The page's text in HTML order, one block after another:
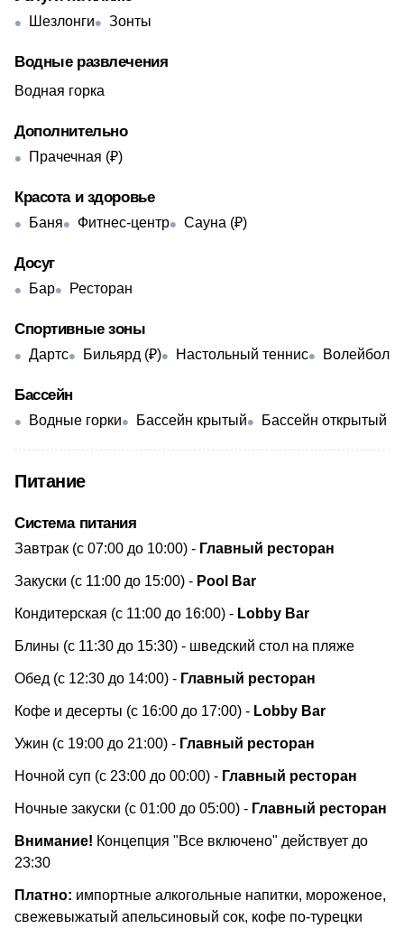
Шезлонги Зонты
Водные развлечения
Водная горка
Дополнительно
Прачечная (₽)
Красота и здоровье
Баня Фитнес-центр Сауна (₽)
Досуг
Бар Ресторан
Спортивные зоны
Дартс Бильярд (₽) Настольный теннис Волейбол
Бассейн
Водные горки Бассейн крытый Бассейн открытый
Питание
Система питания
​Завтрак (с 07:00 до 10:00) - ​Главный ресторан
Закуски (с 11:00 до 15:00) - Pool Bar
Кондитерская (с 11:00 до 16:00) - Lobby Bar
Блины (с 11:30 до 15:30) - шведский стол на пляже
Обед (с 12:30 до 14:00) - Главный ресторан
Кофе и десерты (с 16:00 до 17:00) - Lobby Bar
Ужин (с 19:00 до 21:00) - Главный ресторан
Ночной суп (с 23:00 до 00:00) - Главный ресторан
Ночные закуски (с 01:00 до 05:00) - Главный ресторан
Внимание! Концепция "Все включено" действует до
23:30
Платно: импортные алкогольные напитки, мороженое,
свежевыжатый апельсиновый сок, кофе по-турецки